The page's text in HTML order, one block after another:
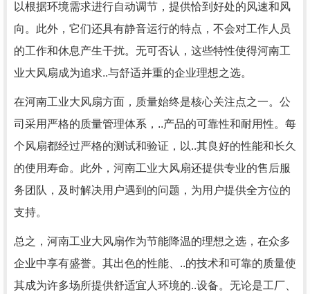
以根据环境需求进行自动调节，提供恰到好处的风速和风
向。此外，它们还具有静音运行的特点，不会对工作人员
的工作和休息产生干扰。无可否认，这些特性使得河南工
业大风扇成为追求..与舒适并重的企业理想之选。
在河南工业大风扇方面，质量始终是核心关注点之一。公
司采用严格的质量管理体系，..产品的可靠性和耐用性。每
个风扇都经过严格的测试和验证，以..其良好的性能和长久
的使用寿命。此外，河南工业大风扇还提供专业的售后服
务团队，及时解决用户遇到的问题，为用户提供全方位的
支持。
总之，河南工业大风扇作为节能降温的理想之选，在众多
企业中享有盛誉。其出色的性能、..的技术和可靠的质量使
其成为许多场所提供舒适宜人环境的..设备。无论是工厂、